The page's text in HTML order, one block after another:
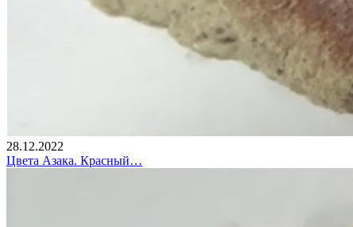
28.12.2022
Цвета Азака. Красный…